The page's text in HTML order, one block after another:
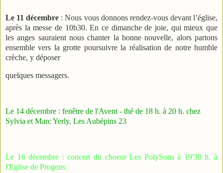
Le 11 décembre : Nous vous donnons rendez-vous devant l’église,
après la messe de 10h30. En ce dimanche de joie, qui mieux que
les anges sauraient nous chanter la bonne nouvelle, alors partons
ensemble vers la grotte poursuivre la réalisation de notre humble
crèche, y déposer
quelques messagers.
Le 14 décembre : fenêtre de l'Avent - thé de 18 h. à 20 h. chez
Sylvia et Marc Yerly, Les Aubépins 23
Le 16 décembre : concert du choeur Les PolySons à 19'30 h. à
l'Eglise de Progens